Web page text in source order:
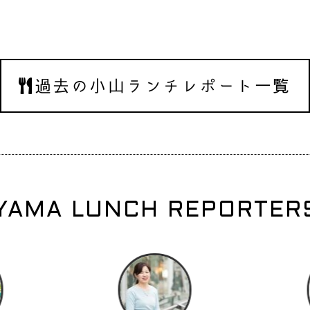
過去の小山ランチレポート一覧
LUNCH